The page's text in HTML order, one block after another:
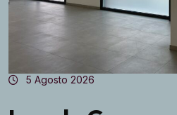
5 Agosto 2026